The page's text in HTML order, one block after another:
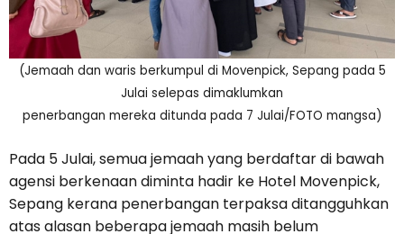
(Jemaah dan waris berkumpul di Movenpick, Sepang pada 5
Julai selepas dimaklumkan
penerbangan mereka ditunda pada 7 Julai/FOTO mangsa)
Pada 5 Julai, semua jemaah yang berdaftar di bawah
agensi berkenaan diminta hadir ke Hotel Movenpick,
Sepang kerana penerbangan terpaksa ditangguhkan
atas alasan beberapa jemaah masih belum